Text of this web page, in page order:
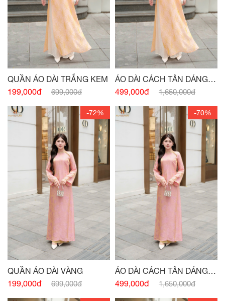
QUẦN ÁO DÀI TRẮNG KEM
199,000đ
699,000đ
ÁO DÀI CÁCH TÂN DÁNG
XUÔNG CỔ 3 PHÂN CAM
499,000đ 1,650,000đ
-72%
QUẦN ÁO DÀI VÀNG
199,000đ
699,000đ
-70%
ÁO DÀI CÁCH TÂN DÁNG
XUÔNG CỔ 3 PHÂN HỒNG
499,000đ 1,650,000đ